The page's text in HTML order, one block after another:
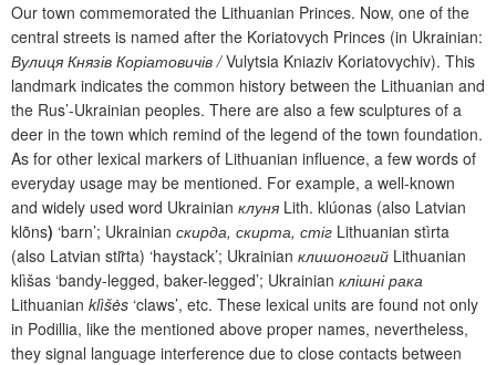
Our town commemorated the Lithuanian Princes. Now, one of the
central streets is named after the Koriatovych Princes (in Ukrainian:
Вулиця Князів Коріатовичів /Vulytsia Kniaziv Koriatovychiv). This
landmark indicates the common history between the Lithuanian and
the Rus’-Ukrainian peoples. There are also a few sculptures of a
deer in the town which remind of the legend of the town foundation.
As for other lexical markers of Lithuanian influence, a few words of
everyday usage may be mentioned. For example, a well-known
and widely used word Ukrainian клуня Lith. klúonas (also Latvian
klõns) ‘barn’; Ukrainian скирда, скирта, стіг Lithuanian stìrta
(also Latvian stiȓta) ‘haystack’; Ukrainian клишоногий Lithuanian
klìšas ‘bandy-legged, baker-legged’; Ukrainian клішні рака
Lithuanian klìšės ‘claws’, etc. These lexical units are found not only
in Podillia, like the mentioned above proper names, nevertheless,
they signal language interference due to close contacts between